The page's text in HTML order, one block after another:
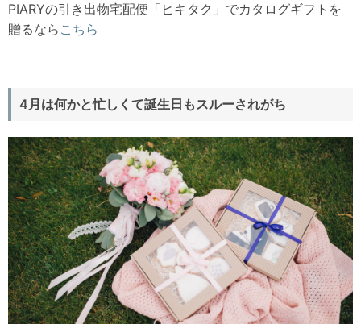
PIARYの引き出物宅配便「ヒキタク」でカタログギフトを
贈るなら こちら
4月は何かと忙しくて誕生日もスルーされがち